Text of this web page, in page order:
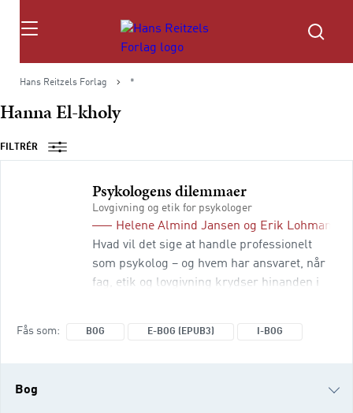
Søg
Hans Reitzels Forlag *
Hanna El-kholy
FILTRÉR
Psykologens dilemmaer
Lovgivning og etik for psykologer
Helene Almind Jansen og Erik Lohmann-
Hvad vil det sige at handle professionelt
som psykolog – og hvem har ansvaret, når
fag, etik og lovgivning krydser hinanden i
Fås som BOG E-BOG (EPUB3) I-BOG
Bog